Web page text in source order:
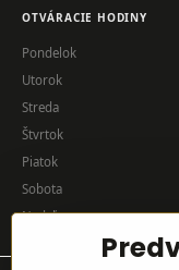
OTVÁRACIE HODINY
Pondelok
Utorok
Streda
Štvrtok
Piatok
Sobota
Nedeľa